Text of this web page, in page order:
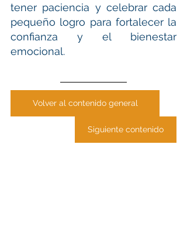
tener paciencia y celebrar cada
pequeño logro para fortalecer la
confianza y el bienestar
emocional.
Volver al contenido general
Siguiente contenido